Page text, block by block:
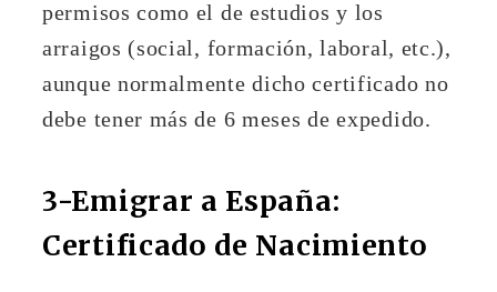
permisos como el de estudios y los
arraigos (social, formación, laboral, etc.),
aunque normalmente dicho certificado no
debe tener más de 6 meses de expedido.
3-Emigrar a España:
Certificado de Nacimiento